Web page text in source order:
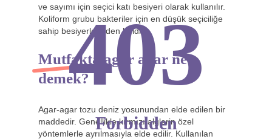
ve sayımı için seçici katı besiyeri olarak kullanılır.
Koliform grubu bakteriler için en düşük seçiciliğe
sahip besiyerlerinden biridir.
Mutfakta agar agar ne
demek?
Agar-agar tozu deniz yosunundan elde edilen bir
maddedir. Genellikle kırmızı alglerin özel
yöntemlerle ayrılmasıyla elde edilir. Kullanılan
403
Forbidden